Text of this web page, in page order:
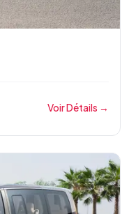
Voir Détails →